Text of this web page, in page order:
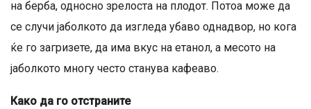
на берба, односно зрелоста на плодот. Потоа може да
се случи јаболкото да изгледа убаво однадвор, но кога
ќе го загризете, да има вкус на етанол, а месото на
јаболкото многу често станува кафеаво.
Како да го отстраните